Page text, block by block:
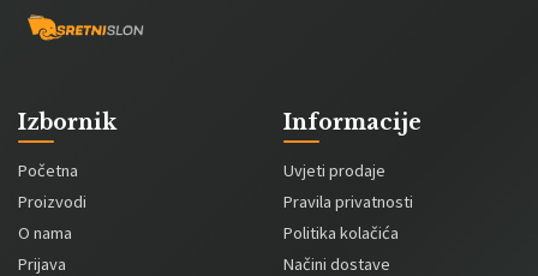
Izbornik
Početna
Proizvodi
O nama
Prijava
Informacije
Uvjeti prodaje
Pravila privatnosti
Politika kolačića
Načini dostave